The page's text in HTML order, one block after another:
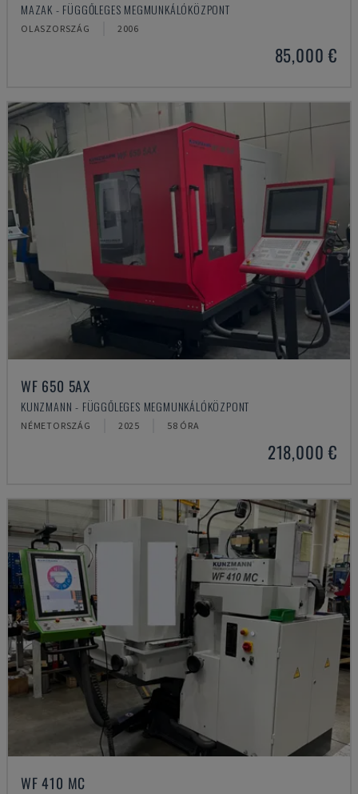
MAZAK - FÜGGŐLEGES MEGMUNKÁLÓKÖZPONT
OLASZORSZÁG 2006
85,000 €
WF 650 5AX
KUNZMANN - FÜGGŐLEGES MEGMUNKÁLÓKÖZPONT
NÉMETORSZÁG 2025 58 ÓRA
218,000 €
WF 410 MC